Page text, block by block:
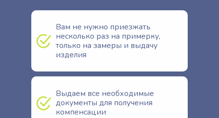
Вам не нужно приезжать
несколько раз на примерку,
только на замеры и выдачу
изделия
Выдаем все необходимые
документы для получения
компенсации
ЗАПИСАТЬСЯ ОНЛАЙН
Прием ТОЛЬКО по записи онлайн или по телефону